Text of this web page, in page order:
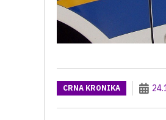
CRNA KRONIKA